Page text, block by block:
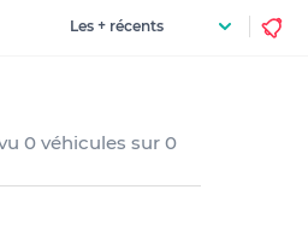
0 véhicules sur 0